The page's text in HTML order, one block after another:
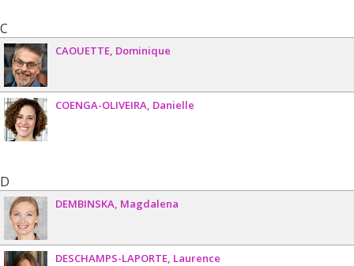
C
CAOUETTE Dominique
COENGA-OLIVEIRA Danielle
D
DEMBINSKA Magdalena
DESCHAMPS-LAPORTE Laurence